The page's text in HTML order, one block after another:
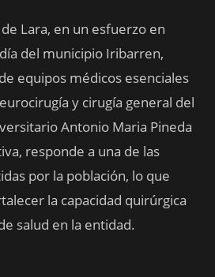
Lara, en un esfuerzo en
del municipio Iribarren,
equipos médicos esenciales
y cirugía general del
Antonio Maria Pineda
responde a una de las
por la población, lo que
la capacidad quirúrgica
salud en la entidad.